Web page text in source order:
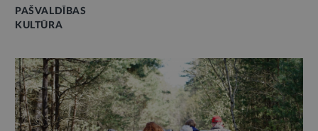
PAŠVALDĪBAS
KULTŪRA